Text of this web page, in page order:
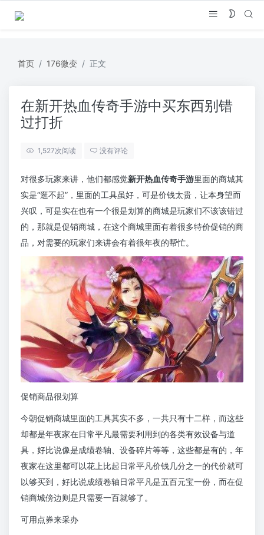
首页 176微变 正文
在新开热血传奇手游中买东西别错
过打折
1,527次阅读 没有评论
对很多玩家来讲，他们都感觉新开热血传奇手游里面的商城其
实是“逛不起”，里面的工具虽好，可是价钱太贵，让本身望而
兴叹，可是实在也有一个很是划算的商城是玩家们不该该错过
的，那就是促销商城，在这个商城里面有着很多特价促销的商
品，对需要的玩家们来讲会有着很年夜的帮忙。
促销商品很划算
今朝促销商城里面的工具其实不多，一共只有十二样，而这些
却都是年夜家在日常平凡最需要利用到的各类有效设备与道
具，好比说像是成绩卷轴、设备碎片等等，这些都是有的，年
夜家在这里都可以花上比起日常平凡价钱几分之一的代价就可
以够买到，好比说成绩卷轴日常平凡是五百元宝一份，而在促
销商城傍边则是只需要一百就够了。
可用点券来采办